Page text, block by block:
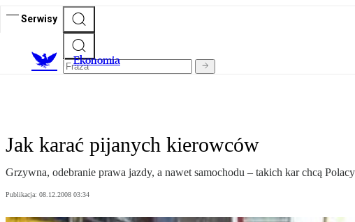
Serwisy
Ekonomia
Jak karać pijanych kierowców
Grzywna, odebranie prawa jazdy, a nawet samochodu – takich kar chcą
Publikacja: 08.12.2008 03:34